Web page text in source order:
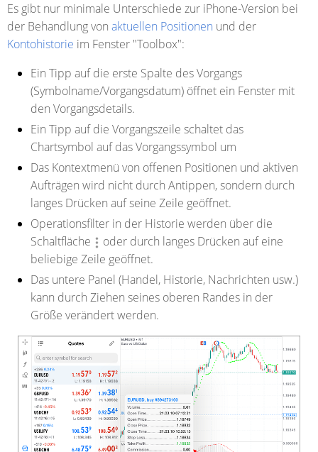
Es gibt nur minimale Unterschiede zur iPhone-Version bei
der Behandlung von aktuellen Positionen und der
Kontohistorie im Fenster "Toolbox":
Ein Tipp auf die erste Spalte des Vorgangs
(Symbolname/Vorgangsdatum) öffnet ein Fenster mit
den Vorgangsdetails.
Ein Tipp auf die Vorgangszeile schaltet das
Chartsymbol auf das Vorgangssymbol um
Das Kontextmenü von offenen Positionen und aktiven
Aufträgen wird nicht durch Antippen, sondern durch
langes Drücken auf seine Zeile geöffnet.
Operationsfilter in der Historie werden über die
Schaltfläche
oder durch langes Drücken auf eine
beliebige Zeile geöffnet.
Das untere Panel (Handel, Historie, Nachrichten usw.)
kann durch Ziehen seines oberen Randes in der
Größe verändert werden.